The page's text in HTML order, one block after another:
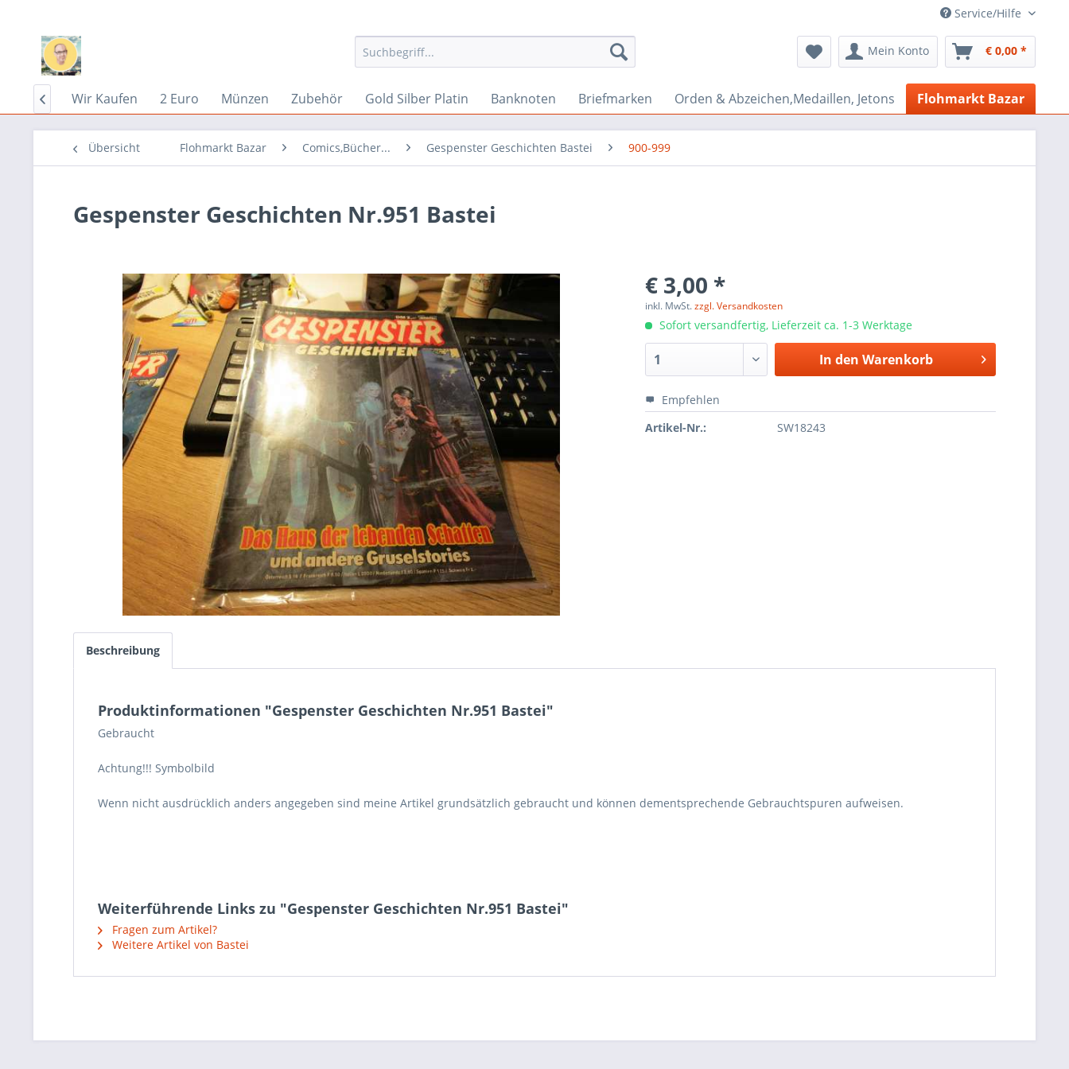
Service/Hilfe
Mein Konto € 0,00 *
Home Wir Kaufen 2 Euro Münzen Zubehör Gold Silber Platin Banknoten Briefmarken Orden & Abzeichen,Medaillen, Jetons Flohmarkt Bazar

Übersicht Flohmarkt Bazar Comics,Bücher... Gespenster Geschichten Bastei 900-999
Gespenster Geschichten Nr.951 Bastei
€ 3,00 *
inkl. MwSt.zzgl. Versandkosten
Sofort versandfertig, Lieferzeit ca. 1-3 Werktage
In den Warenkorb
Empfehlen
Artikel-Nr.:
SW18243
Beschreibung
Produktinformationen "Gespenster Geschichten Nr.951 Bastei"
Gebraucht
Achtung!!! Symbolbild
Wenn nicht ausdrücklich anders angegeben sind meine Artikel grundsätzlich gebraucht und können dementsprechende Gebrauchtspuren aufweisen.
Weiterführende Links zu "Gespenster Geschichten Nr.951 Bastei"
Fragen zum Artikel?
Weitere Artikel von Bastei